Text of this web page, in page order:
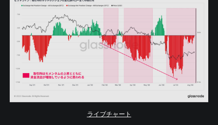
ライブチャート